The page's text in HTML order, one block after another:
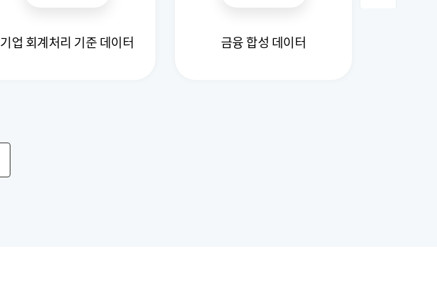
기업 회계처리 기준 데이터 금융 합성 데이터